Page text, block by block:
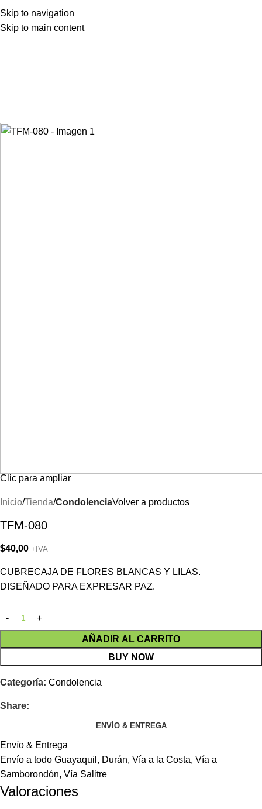
Skip to navigation
Skip to main content
Clic para ampliar
Inicio Tienda CondolenciaVolver a productos
TFM-080
$40,00 +IVA
CUBRECAJA DE FLORES BLANCAS Y LILAS.
DISEÑADO PARA EXPRESAR PAZ.
AÑADIR AL CARRITO
BUY NOW
Categoría: Condolencia
Share:
ENVÍO & ENTREGA
Envío & Entrega
Envío a todo Guayaquil, Durán, Vía a la Costa, Vía a
Samborondón, Vía Salitre
Valoraciones